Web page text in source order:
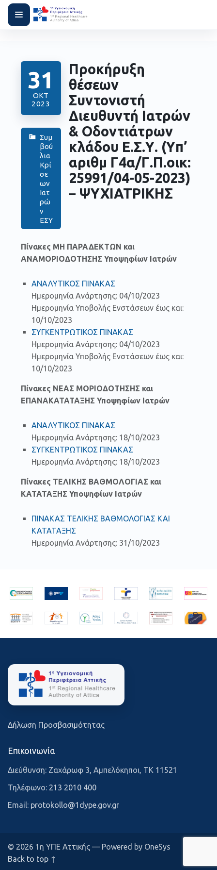
31
ΟΚΤ
2023
Συμ
βού
λια
Κρί
σε
ων
Ιατ
ρώ
ν
ΕΣΥ
Προκήρυξη
θέσεων
Συντονιστή
Διευθυντή Ιατρών
& Οδοντιάτρων
κλάδου Ε.Σ.Υ. (Yπ’
αριθμ Γ4α/Γ.Π.οικ:
25991/04-05-2023)
– ΨΥΧΙΑΤΡΙΚΗΣ
Πίνακες ΜΗ ΠΑΡΑΔΕΚΤΩΝ και
ΑΝΑΜΟΡΙΟΔΟΤΗΣΗΣ Υποψηφίων Ιατρών
ΑΝΑΛΥΤΙΚΟΣ ΠΙΝΑΚΑΣ
Ημερομηνία Ανάρτησης: 04/10/2023
Ημερομηνία Υποβολής Ενστάσεων έως και:
10/10/2023
ΣΥΓΚΕΝΤΡΩΤΙΚΟΣ ΠΙΝΑΚΑΣ
Ημερομηνία Ανάρτησης: 04/10/2023
Ημερομηνία Υποβολής Ενστάσεων έως και:
10/10/2023
Πίνακες ΝΕΑΣ ΜΟΡΙΟΔΟΤΗΣΗΣ και
ΕΠΑΝΑΚΑΤΑΤΑΞΗΣ Υποψηφίων Ιατρών
ΑΝΑΛΥΤΙΚΟΣ ΠΙΝΑΚΑΣ
Ημερομηνία Ανάρτησης: 18/10/2023
ΣΥΓΚΕΝΤΡΩΤΙΚΟΣ ΠΙΝΑΚΑΣ
Ημερομηνία Ανάρτησης: 18/10/2023
Πίνακες ΤΕΛΙΚΗΣ ΒΑΘΜΟΛΟΓΙΑΣ και
ΚΑΤΑΤΑΞΗΣ Υποψηφίων Ιατρών
ΠΙΝΑΚΑΣ ΤΕΛΙΚΗΣ ΒΑΘΜΟΛΟΓΙΑΣ ΚΑΙ
ΚΑΤΑΤΑΞΗΣ
Ημερομηνία Ανάρτησης: 31/10/2023
Δήλωση Προσβασιμότητας
Επικοινωνία
Διεύθυνση: Ζαχάρωφ 3, Αμπελόκηποι, ΤΚ 11521
Τηλέφωνο: 213 2010 400
Email: protokollo@1dype.gov.gr
© 2026 1η ΥΠΕ Αττικής — Powered by OneSys
Back to top ↑